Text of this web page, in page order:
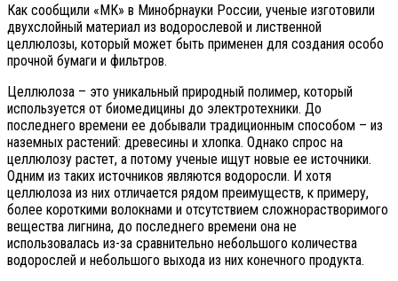
Как сообщили «МК» в Минобрнауки России, ученые изготовили
двухслойный материал из водорослевой и лиственной
целлюлозы, который может быть применен для создания особо
прочной бумаги и фильтров.
Целлюлоза – это уникальный природный полимер, который
используется от биомедицины до электротехники. До
последнего времени ее добывали традиционным способом – из
наземных растений: древесины и хлопка. Однако спрос на
целлюлозу растет, а потому ученые ищут новые ее источники.
Одним из таких источников являются водоросли. И хотя
целлюлоза из них отличается рядом преимуществ, к примеру,
более короткими волокнами и отсутствием сложнорастворимого
вещества лигнина, до последнего времени она не
использовалась из-за сравнительно небольшого количества
водорослей и небольшого выхода из них конечного продукта.